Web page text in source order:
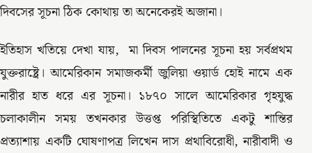
দিবসের সূচনা ঠিক কোথায় তা অনেকেরই অজানা।
ইতিহাস খতিয়ে দেখা যায়, মা দিবস পালনের সূচনা হয় সর্বপ্রথম
যুক্তরাষ্ট্রে। আমেরিকান সমাজকর্মী জুলিয়া ওয়ার্ড হোই নামে এক
নারীর হাত ধরে এর সূচনা। ১৮৭০ সালে আমেরিকার গৃহযুদ্ধ
চলাকালীন সময় তখনকার উত্তপ্ত পরিস্থিতিতে একটু শান্তির
প্রত্যাশায় একটি ঘোষণাপত্র লিখেন দাস প্রথাবিরোধী, নারীবাদী ও